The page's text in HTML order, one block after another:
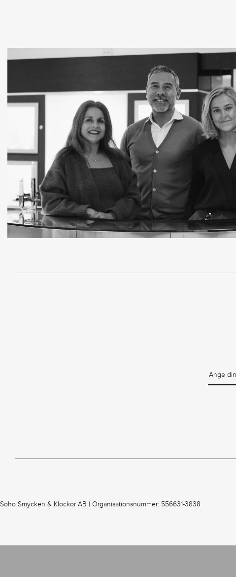
Soho Smycken & Klockor AB | Organisationsnummer: 556631-3838